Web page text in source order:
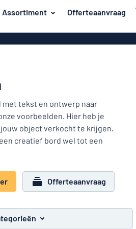
Assortiment Offerteaanvraag
van emaillen
Houten
Acryl borden
Bordjes van
met tekst en ontwerp naar
voorbeelden. Hier heb je
object verkocht te krijgen.
creatief bord wel tot een
Offerteaanvraag